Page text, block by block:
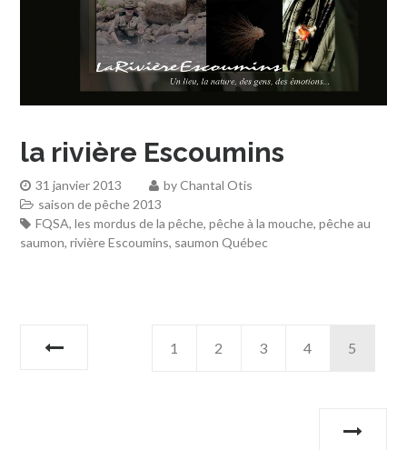
la rivière Escoumins
31 janvier 2013 byChantal Otis
saison de pêche 2013
FQSA,les mordus de la pêche,pêche à la mouche,pêche au
saumon,rivière Escoumins, saumon Québec
1 2 3 4 5